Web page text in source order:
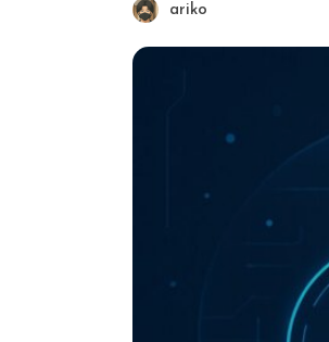
ariko